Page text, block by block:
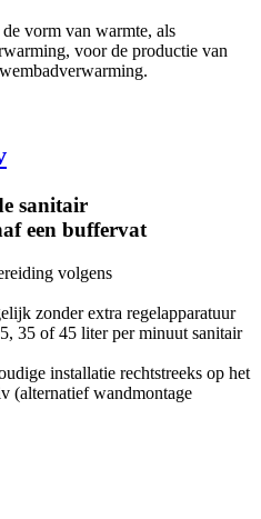
vorm van warmte, als
voor de productie van
sanitair
een buffervat
volgens
zonder extra regelapparatuur
35 of 45 liter per minuut sanitair
installatie rechtstreeks op het
(alternatief wandmontage